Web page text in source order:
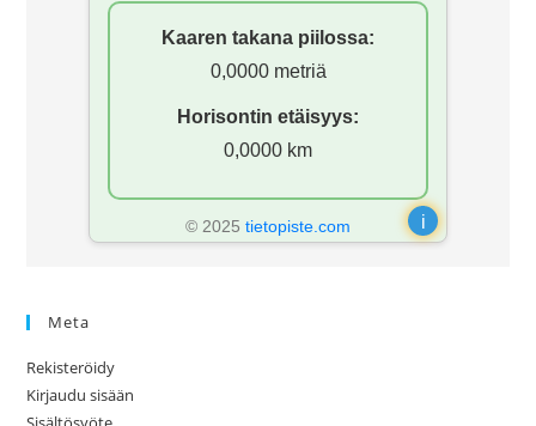
Kaaren takana piilossa:
0,0000 metriä
Horisontin etäisyys:
0,0000 km
i
© 2025 tietopiste.com
Meta
Rekisteröidy
Kirjaudu sisään